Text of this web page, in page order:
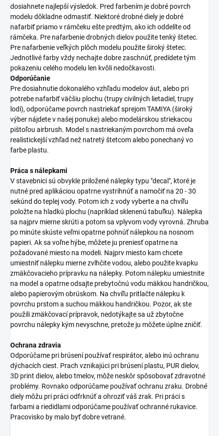
dosiahnete najlepší výsledok. Pred farbením je dobré povrch
modelu dôkladne odmastiť. Niektoré drobné diely je dobré
nafarbiť priamo v rámčeku ešte predtým, ako ich oddelíte od
rámčeka. Pre nafarbenie drobných dielov použite tenký štetec.
Pre nafarbenie veľkých plôch modelu použite široký štetec.
Jednotlivé farby vždy nechajte dobre zaschnúť, predídete tým
pokazeniu celého modelu len kvôli nedočkavosti.
Odporúčanie
Pre dosiahnutie dokonalého vzhľadu modelov áut, alebo pri
potrebe nafarbiť väčšiu plochu (trupy civilných lietadiel, trupy
lodí), odporúčame povrch nastriekať sprejom TAMIYA (široký
výber nájdete v našej ponuke) alebo modelárskou striekacou
pištoľou airbrush. Model s nastriekaným povrchom má oveľa
realistickejší vzhľad než natretý štetcom alebo ponechaný vo
farbe plastu.
Práca s nálepkami
V stavebnici sú obvykle priložené nálepky typu "decal", ktoré je
nutné pred aplikáciou opatrne vystrihnúť a namočiť na 20 - 30
sekúnd do teplej vody. Potom ich z vody vyberte a na chvíľu
položte na hladkú plochu (napríklad sklenenú tabuľku). Nálepka
sa najprv mierne skrúti a potom sa vplyvom vody vyrovná. Zhruba
po minúte skúste veľmi opatrne pohnúť nálepkou na nosnom
papieri. Ak sa voľne hýbe, môžete ju preniesť opatrne na
požadované miesto na modeli. Najprv miesto kam chcete
umiestniť nálepku mierne zvlhčite vodou, alebo použite kvapku
zmäkčovacieho prípravku na nálepky. Potom nálepku umiestnite
na model a opatrne odsajte prebytočnú vodu mäkkou handričkou,
alebo papierovým obrúskom. Na chvíľu pritlačte nálepku k
povrchu prstom a suchou mäkkou handričkou. Pozor, ak ste
použili zmäkčovací prípravok, nedotýkajte sa už zbytočne
povrchu nálepky kým nevyschne, pretože ju môžete úplne zničiť.
Ochrana zdravia
Odporúčame pri brúsení používať respirátor, alebo inú ochranu
dýchacích ciest. Prach vznikajúci pri brúsení plastu, PUR dielov,
3D print dielov, alebo tmelov, môže neskôr spôsobovať zdravotné
problémy. Rovnako odporúčame používať ochranu zraku. Drobné
diely môžu pri práci odfrknúť a ohroziť váš zrak. Pri práci s
farbami a riedidlami odporúčame používať ochranné rukavice.
Pracovisko by malo byť dobre vetrané.